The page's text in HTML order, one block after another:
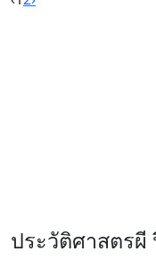
ประวัติศาสตร